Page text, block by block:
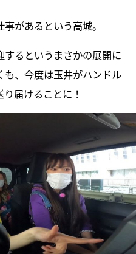
があるという高城。
るというまさかの展開に
も、今度は玉井がハンドル
届けることに！